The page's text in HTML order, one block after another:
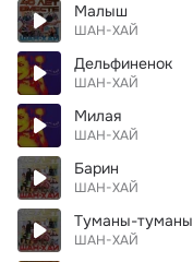
Малыш
ШАН-ХАЙ
Дельфиненок
ШАН-ХАЙ
Милая
ШАН-ХАЙ
Барин
ШАН-ХАЙ
Туманы-туманы
ШАН-ХАЙ